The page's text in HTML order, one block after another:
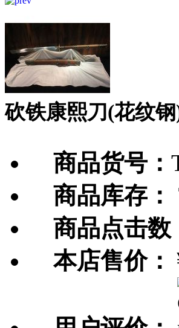
砍铁康熙刀(花纹
商品货号：
商品库存：
商品点击数
本店售价：